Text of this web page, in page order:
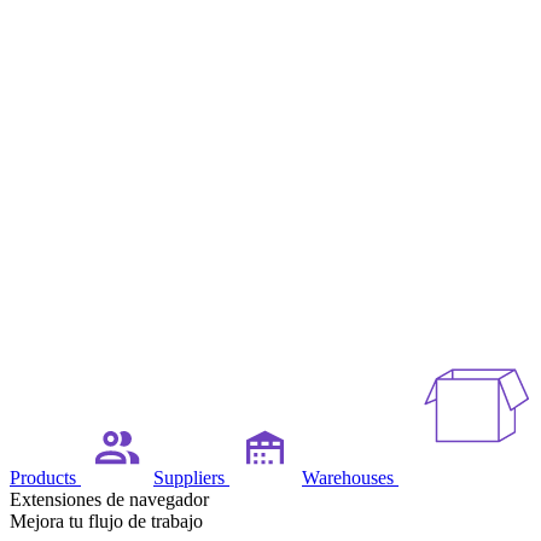
Products Suppliers Warehouses
Extensiones de navegador
Mejora tu flujo de trabajo